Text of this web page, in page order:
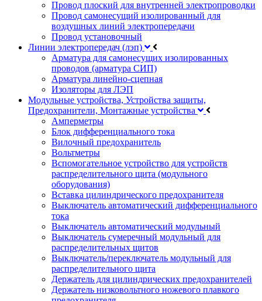
Провод плоский для внутренней электропроводки
Провод самонесущий изолированный для
воздушных линий электропередачи
Провод установочный
Линии электропередач (лэп)
Арматура для самонесущих изолированных
проводов (арматура СИП)
Арматура линейно-сцепная
Изоляторы для ЛЭП
Модульные устройства, Устройства защиты,
Предохранители, Монтажные устройства
Амперметры
Блок дифференциального тока
Вилочный предохранитель
Вольтметры
Вспомогательное устройство для устройств
распределительного щита (модульного
оборудования)
Вставка цилиндрического предохранителя
Выключатель автоматический дифференциального
тока
Выключатель автоматический модульный
Выключатель сумеречный модульный для
распределительных щитов
Выключатель/переключатель модульный для
распределительного щита
Держатель для цилиндрических предохранителей
Держатель низковольтного ножевого плавкого